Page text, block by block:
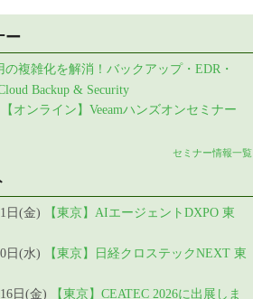
ー
の複雑化を解消！バックアップ・EDR・
Backup & Security
【オンライン】Veeamハンズオンセミナー
セミナー情報一覧
日(金)
【東京】AIエージェントDXPO 東
日(水)
【東京】日経クロステックNEXT 東
日(金)
【東京】CEATEC 2026に出展しま